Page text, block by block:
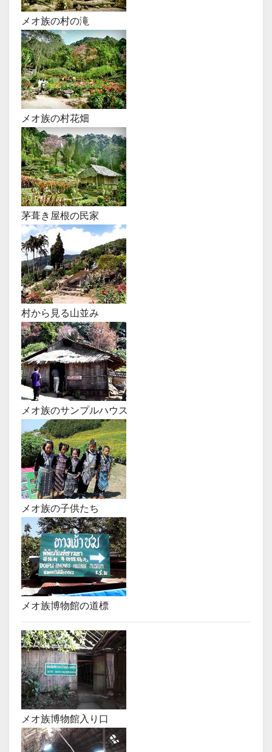
メオ族の村の滝
メオ族の村花畑
茅葺き屋根の民家
村から見る山並み
メオ族のサンプルハウス
メオ族の子供たち
メオ族博物館の道標
メオ族博物館入り口